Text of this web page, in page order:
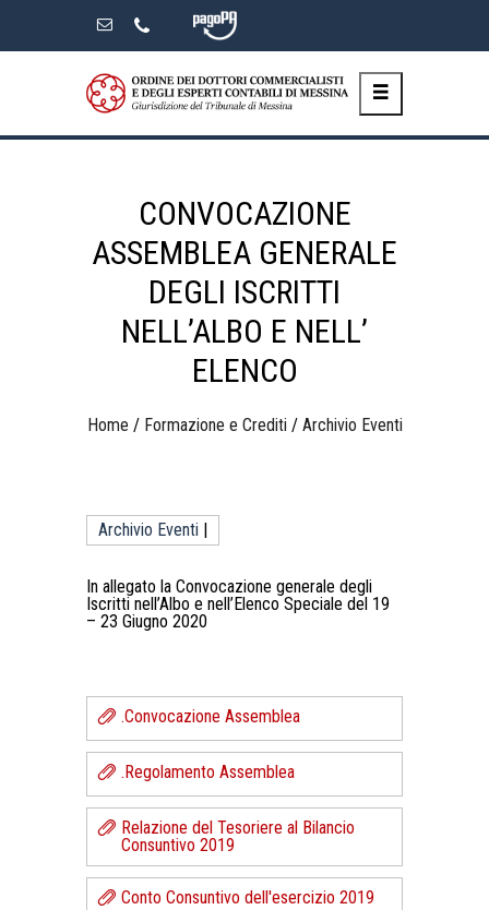
CONVOCAZIONE
ASSEMBLEA GENERALE
DEGLI ISCRITTI
NELL’ALBO E NELL’
ELENCO
Home / Formazione e Crediti / Archivio Eventi
Archivio Eventi
In allegato la Convocazione generale degli
Iscritti nell’Albo e nell’Elenco Speciale del 19
– 23 Giugno 2020
.Convocazione Assemblea
.Regolamento Assemblea
Relazione del Tesoriere al Bilancio
Consuntivo 2019
Conto Consuntivo dell'esercizio 2019